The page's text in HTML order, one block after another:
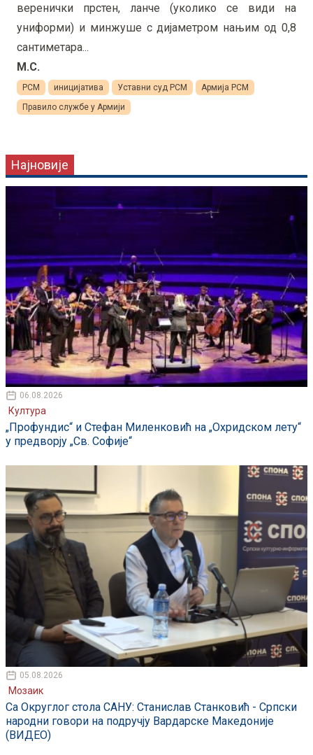
веренички прстен, ланче (уколико се види на
униформи) и минжуше с дијаметром нањим од 0,8
сантиметара...
М.С.
РСМ иницијатива Уставни суд РСМ
Армија РСМ
Правило службе у Армији
Најновије
06.08.2026
Култура
„Профундис“ и Стефан Миленковић на „Охридском лету“
у предворју „Св. Софије“
05.08.2026
Мозаик
Са Округлог стола САНУ: Станислав Станковић - Српски
народни говори на подручју Вардарске Македоније
(ВИДЕО)